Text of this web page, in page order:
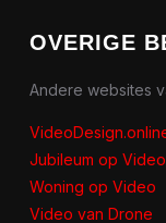
OVERIGE
Andere websites
Jubileum op Video
Woning op Video
Video van Drone